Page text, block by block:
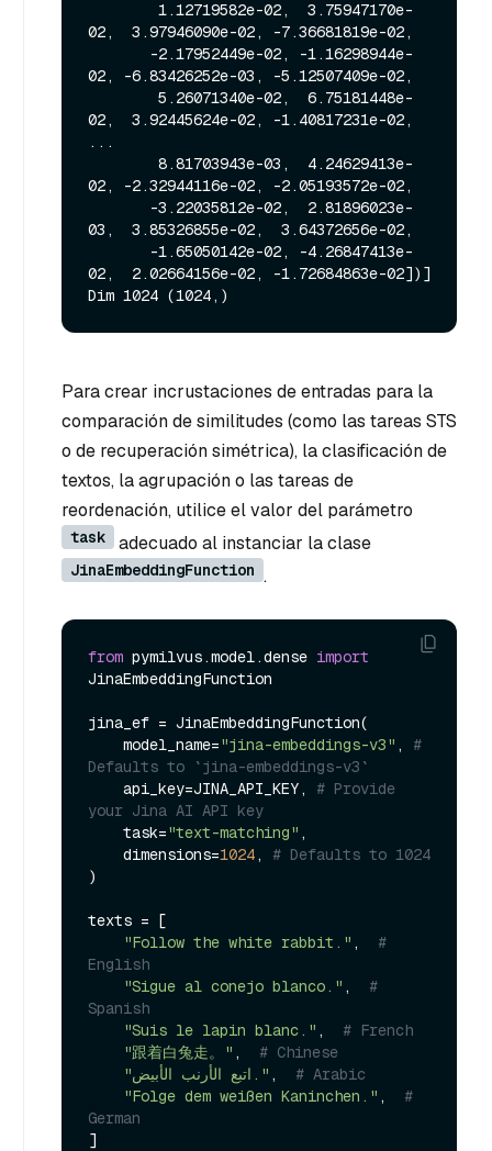
02,  3.97946090e-02, -7.36681819e-02,
02, -6.83426252e-03, -5.12507409e-02,
02,  3.92445624e-02, -1.40817231e-02,
...
02, -2.32944116e-02, -2.05193572e-02,
03,  3.85326855e-02,  3.64372656e-02,
02,  2.02664156e-02, -1.72684863e-02])]
Para crear incrustaciones de entradas para la
comparación de similitudes (como las tareas STS
o de recuperación simétrica), la clasificación de
textos, la agrupación o las tareas de
reordenación, utilice el valor del parámetro
task adecuado al instanciar la clase
JinaEmbeddingFunction .
from pymilvus.model.dense import
JinaEmbeddingFunction
jina_ef = JinaEmbeddingFunction(
    model_name=
"jina-embeddings-v3" , #
Defaults to `jina-embeddings-v3`
    api_key=JINA_API_KEY,
# Provide
your Jina AI API key
    task=
"text-matching" ,
    dimensions=
1024, # Defaults to 1024
)
texts = [
"Follow the white rabbit." , #
English
"Sigue al conejo blanco." , #
Spanish
"Suis le lapin blanc." , # French
"跟着白兔走。" , # Chinese
"اتبع الأرنب الأبيض." , # Arabic
"Folge dem weißen Kaninchen." , #
German
]